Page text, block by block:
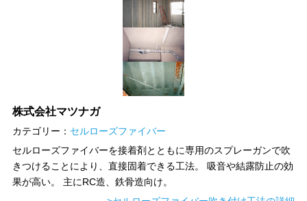
株式会社マツナガ
カテゴリー： セルローズファイバー
セルローズファイバーを接着剤とともに専用のスプレーガンで吹
きつけることにより、直接固着できる工法。 吸音や結露防止の効
果が高い。 主にRC造、鉄骨造向け。